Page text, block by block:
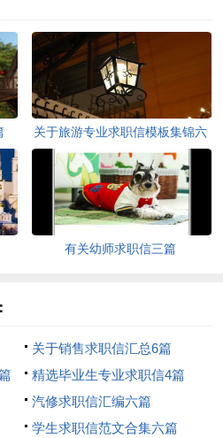
关于旅游专业求职信模板集锦六
篇
有关幼师求职信三篇
关于销售求职信汇总6篇
精选毕业生专业求职信4篇
汽修求职信汇编六篇
学生求职信范文合集六篇